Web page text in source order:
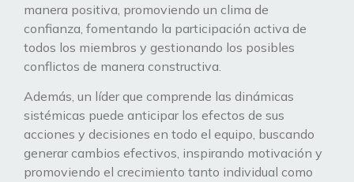
manera positiva, promoviendo un clima de
confianza, fomentando la participación activa de
todos los miembros y gestionando los posibles
conflictos de manera constructiva.
Además, un líder que comprende las dinámicas
sistémicas puede anticipar los efectos de sus
acciones y decisiones en todo el equipo, buscando
generar cambios efectivos, inspirando motivación y
promoviendo el crecimiento tanto individual como